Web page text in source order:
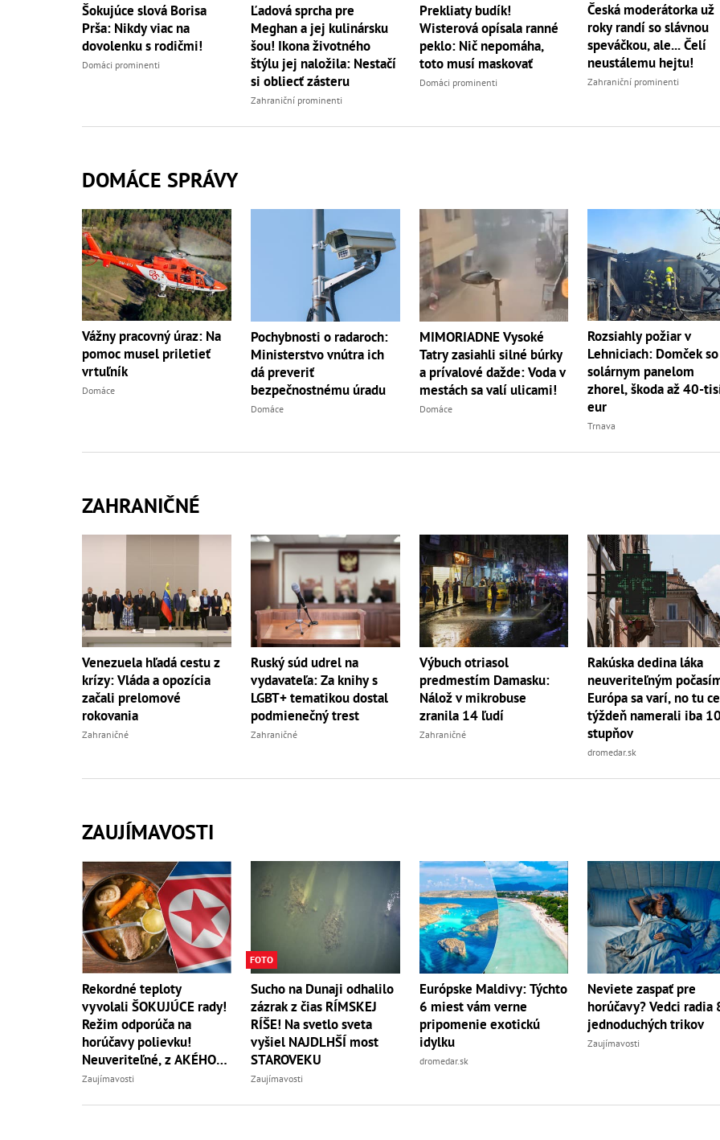
Šokujúce slová Borisa
Prša: Nikdy viac na
dovolenku s rodičmi!
Domáci prominenti
Ľadová sprcha pre
Meghan a jej kulinársku
šou! Ikona životného
štýlu jej naložila: Nestačí
si obliecť zásteru
Zahraniční prominenti
Prekliaty budík!
Wisterová opísala ranné
peklo: Nič nepomáha,
toto musí maskovať
Domáci prominenti
Česká moderátorka už
roky randí so slávnou
speváčkou, ale... Čelí
neustálemu hejtu!
Zahraniční prominenti
DOMÁCE SPRÁVY
Vážny pracovný úraz: Na
pomoc musel priletieť
vrtuľník
Domáce
Pochybnosti o radaroch:
Ministerstvo vnútra ich
dá preveriť
bezpečnostnému úradu
Domáce
MIMORIADNE Vysoké
Tatry zasiahli silné búrky
a prívalové dažde: Voda v
mestách sa valí ulicami!
Domáce
Rozsiahly požiar v
Lehniciach: Domček so
solárnym panelom
zhorel, škoda až 40-
eur
Trnava
ZAHRANIČNÉ
Venezuela hľadá cestu z
krízy: Vláda a opozícia
začali prelomové
rokovania
Zahraničné
Ruský súd udrel na
vydavateľa: Za knihy s
LGBT+ tematikou dostal
podmienečný trest
Zahraničné
Výbuch otriasol
predmestím Damasku:
Nálož v mikrobuse
zranila 14 ľudí
Zahraničné
Rakúska dedina láka
neuveriteľným
Európa sa varí, no tu
týždeň namerali iba
stupňov
dromedar.sk
ZAUJÍMAVOSTI
Rekordné teploty
vyvolali ŠOKUJÚCE rady!
Režim odporúča na
horúčavy polievku!
Neuveriteľné, z AKÉHO
zvierata
Zaujímavosti
FOTO
Sucho na Dunaji odhalilo
zázrak z čias RÍMSKEJ
RÍŠE! Na svetlo sveta
vyšiel NAJDLHŠÍ most
STAROVEKU
Zaujímavosti
Európske Maldivy: Týchto
6 miest vám verne
pripomenie exotickú
idylku
dromedar.sk
Neviete zaspať pre
horúčavy? Vedci radia
jednoduchých trikov
Zaujímavosti